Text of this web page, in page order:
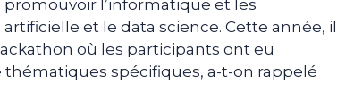
promouvoir l’informatique et les
et le data science. Cette année, il
où les participants ont eu
thématiques spécifiques, a-t-on rappelé